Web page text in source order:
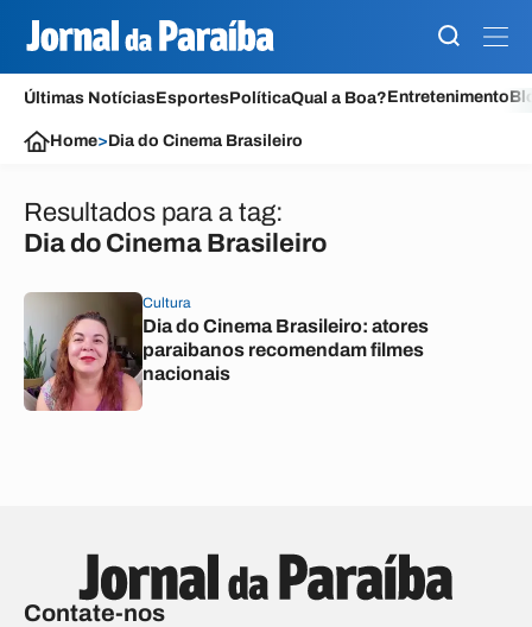
Últimas NotíciasEsportesPolíticaQual a Boa?Entretenimento
Home>Dia do Cinema Brasileiro
Resultados para a tag:
Dia do Cinema Brasileiro
Cultura
Dia do Cinema Brasileiro: atores
paraibanos recomendam filmes
nacionais
Contate-nos